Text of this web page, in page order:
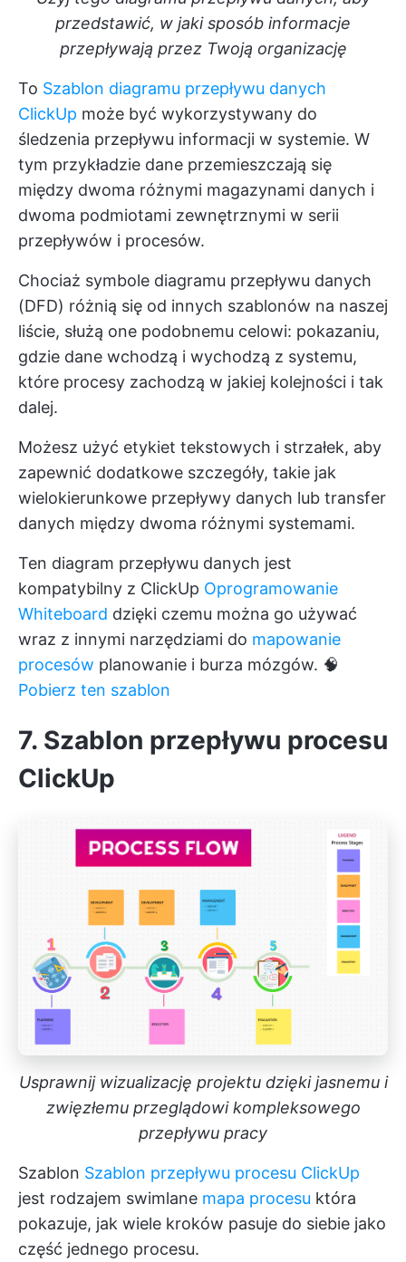
przedstawić, w jaki sposób informacje
przepływają przez Twoją organizację
To Szablon diagramu przepływu danych
ClickUp może być wykorzystywany do
śledzenia przepływu informacji w systemie. W
tym przykładzie dane przemieszczają się
między dwoma różnymi magazynami danych i
dwoma podmiotami zewnętrznymi w serii
przepływów i procesów.
Chociaż symbole diagramu przepływu danych
(DFD) różnią się od innych szablonów na naszej
liście, służą one podobnemu celowi: pokazaniu,
gdzie dane wchodzą i wychodzą z systemu,
które procesy zachodzą w jakiej kolejności i tak
dalej.
Możesz użyć etykiet tekstowych i strzałek, aby
zapewnić dodatkowe szczegóły, takie jak
wielokierunkowe przepływy danych lub transfer
danych między dwoma różnymi systemami.
Ten diagram przepływu danych jest
kompatybilny z ClickUp Oprogramowanie
Whiteboard dzięki czemu można go używać
wraz z innymi narzędziami do mapowanie
procesów planowanie i burza mózgów. 🧠
Pobierz ten szablon
7. Szablon przepływu procesu
ClickUp
Usprawnij wizualizację projektu dzięki jasnemu i
zwięzłemu przeglądowi kompleksowego
przepływu pracy
Szablon Szablon przepływu procesu ClickUp
jest rodzajem swimlane mapa procesu która
pokazuje, jak wiele kroków pasuje do siebie jako
część jednego procesu.